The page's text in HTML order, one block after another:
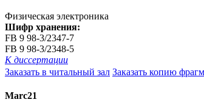
Физическая электроника
Шифр хранения:
FB 9 98-3/2347-7
FB 9 98-3/2348-5
К диссертации
Заказать в читальный зал Заказать копию
Marc21